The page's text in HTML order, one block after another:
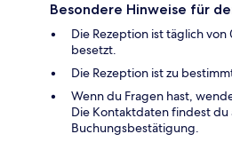
Besondere Hinweise für
Die Rezeption ist täglich
besetzt.
Die Rezeption ist zu
Wenn du Fragen hast,
Die Kontaktdaten findest du
Buchungsbestätigung.